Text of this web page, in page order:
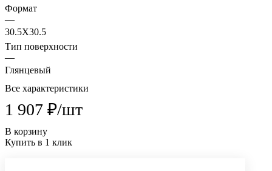
Формат
—
30.5X30.5
Тип поверхности
—
Глянцевый
Все характеристики
1 907 ₽/шт
В корзину
Купить в 1 клик